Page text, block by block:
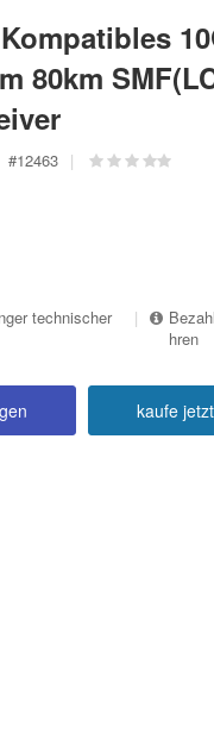
80km
#12463 |
technischer
|
hren
kaufe jetzt